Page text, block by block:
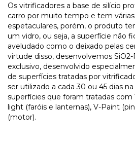
Os vitrificadores a base de silício
carro por muito tempo e tem
espetaculares, porém, o produto
um vidro, ou seja, a superfície não
aveludado como o deixado pelas
virtude disso, desenvolvemos
exclusivo, desenvolvido
de superfícies tratadas por
ser utilizado a cada 30 ou 45 dias
superfícies que foram tratadas com
light (faróis e lanternas), V-Paint
(motor).